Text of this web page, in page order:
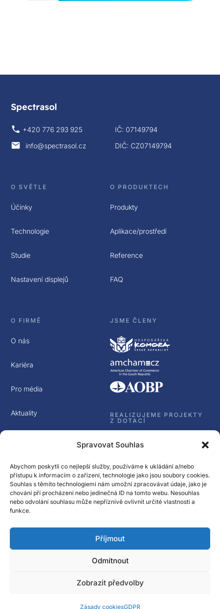
Spravovat Souhlas
Abychom poskytli co nejlepší služby, používáme k ukládání a/nebo
přístupu k informacím o zařízení, technologie jako jsou soubory cookies.
Souhlas s těmito technologiemi nám umožní zpracovávat údaje, jako je
chování při procházení nebo jedinečná ID na tomto webu. Nesouhlas
nebo odvolání souhlasu může nepříznivě ovlivnit určité vlastnosti a
funkce.
Příjmout
Odmítnout
Zobrazit předvolby
Zásady cookiesGDPR
Spectrasol
+420 776 293 925
info@spectrasol.cz
IČ: 07149794
DIČ: CZ07149794
O SVĚTLE
Účinky
Technologie
Studie
Nastavení displejů
O PRODUKTECH
Produkty
Aplikace/prostředí
Reference
FAQ
O FIRMĚ
O nás
Kariéra
Pro média
Aktuality
JSME ČLENY
REALIZUJEME PROJEKTY
Z DOTACÍ
Sledujte nás
Přihlásit k odběru
© Spectrasol s.r.o 2017 – 2025